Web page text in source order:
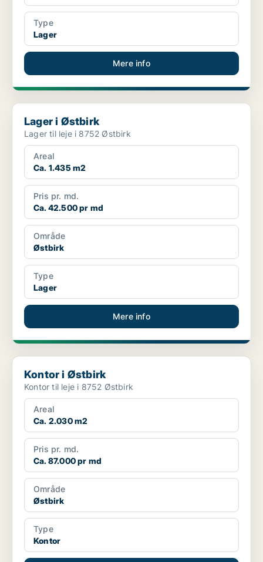
Type
Lager
Mere info
Lager i Østbirk
Lager i Østbirk
Lager til leje i 8752 Østbirk
Areal
Ca. 1.435 m2
Pris pr. md.
Ca. 42.500 pr md
Område
Østbirk
Type
Lager
Mere info
Kontor i Østbirk
Kontor i Østbirk
Kontor til leje i 8752 Østbirk
Areal
Ca. 2.030 m2
Pris pr. md.
Ca. 87.000 pr md
Område
Østbirk
Type
Kontor